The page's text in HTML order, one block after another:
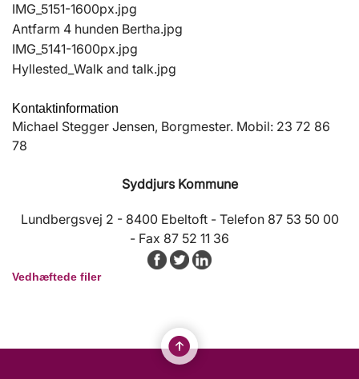
IMG_5151-1600px.jpg
Antfarm 4 hunden Bertha.jpg
IMG_5141-1600px.jpg
Hyllested_Walk and talk.jpg
Kontaktinformation
Michael Stegger Jensen, Borgmester. Mobil: 23 72 86
78
Syddjurs Kommune
Lundbergsvej 2 - 8400 Ebeltoft - Telefon 87 53 50 00
- Fax 87 52 11 36
Vedhæftede filer